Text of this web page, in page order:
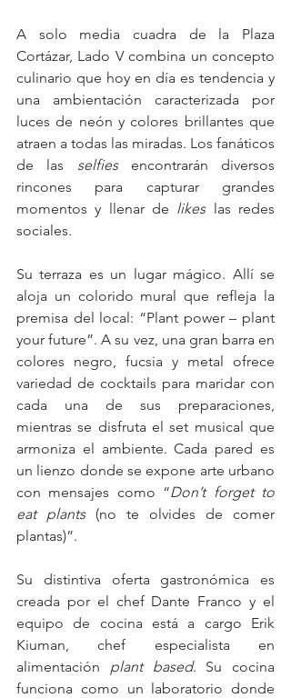
A solo media cuadra de la Plaza
Cortázar, Lado V combina un concepto
culinario que hoy en día es tendencia y
una ambientación caracterizada por
luces de neón y colores brillantes que
atraen a todas las miradas. Los fanáticos
de las selfies encontrarán diversos
rincones para capturar grandes
momentos y llenar de likes las redes
sociales.
Su terraza es un lugar mágico. Allí se
aloja un colorido mural que refleja la
premisa del local: “Plant power – plant
your future”. A su vez, una gran barra en
colores negro, fucsia y metal ofrece
variedad de cocktails para maridar con
cada una de sus preparaciones,
mientras se disfruta el set musical que
armoniza el ambiente. Cada pared es
un lienzo donde se expone arte urbano
con mensajes como “Don’t forget to
eat plants (no te olvides de comer
plantas)”.
Su distintiva oferta gastronómica es
creada por el chef Dante Franco y el
equipo de cocina está a cargo Erik
Kiuman, chef especialista en
alimentación plant based. Su cocina
funciona como un laboratorio donde